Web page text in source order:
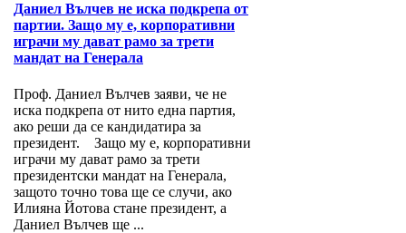
Даниел Вълчев не иска подкрепа от
партии. Защо му е, корпоративни
играчи му дават рамо за трети
мандат на Генерала
Проф. Даниел Вълчев заяви, че не
иска подкрепа от нито една партия,
ако реши да се кандидатира за
президент. Защо му е, корпоративни
играчи му дават рамо за трети
президентски мандат на Генерала,
защото точно това ще се случи, ако
Илияна Йотова стане президент, а
Даниел Вълчев ще ...